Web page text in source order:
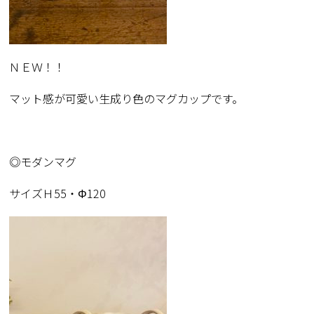
ＮＥＷ！！
マット感が可愛い生成り色のマグカップです。
◎モダンマグ
サイズＨ55・Φ120